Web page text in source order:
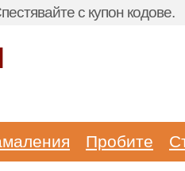
с купон кодове.
Пробите